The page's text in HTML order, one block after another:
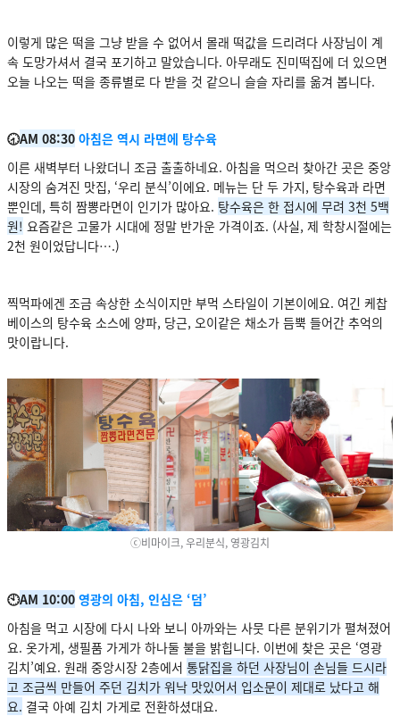
이렇게 많은 떡을 그냥 받을 수 없어서 몰래 떡값을 드리려다 사장님이 계
속 도망가셔서 결국 포기하고 말았습니다. 아무래도 진미떡집에 더 있으면
오늘 나오는 떡을 종류별로 다 받을 것 같으니 슬슬 자리를 옮겨 봅니다.
🕣AM 08:30 아침은 역시 라면에 탕수육
이른 새벽부터 나왔더니 조금 출출하네요. 아침을 먹으러 찾아간 곳은 중앙
시장의 숨겨진 맛집, ‘우리 분식’이에요. 메뉴는 단 두 가지, 탕수육과 라면
뿐인데, 특히 짬뽕라면이 인기가 많아요. 탕수육은 한 접시에 무려 3천 5백
원! 요즘같은 고물가 시대에 정말 반가운 가격이죠. (사실, 제 학창시절에는
2천 원이었답니다….)
찍먹파에겐 조금 속상한 소식이지만 부먹 스타일이 기본이에요. 여긴 케찹
베이스의 탕수육 소스에 양파, 당근, 오이같은 채소가 듬뿍 들어간 추억의
맛이랍니다.
ⓒ비마이크, 우리분식, 영광김치
🕙AM 10:00 영광의 아침, 인심은 ‘덤’
아침을 먹고 시장에 다시 나와 보니 아까와는 사뭇 다른 분위기가 펼쳐졌어
요. 옷가게, 생필품 가게가 하나둘 불을 밝힙니다. 이번에 찾은 곳은 ‘영광
김치’예요. 원래 중앙시장 2층에서 통닭집을 하던 사장님이 손님들 드시라
고 조금씩 만들어 주던 김치가 워낙 맛있어서 입소문이 제대로 났다고 해
요. 결국 아예 김치 가게로 전환하셨대요.